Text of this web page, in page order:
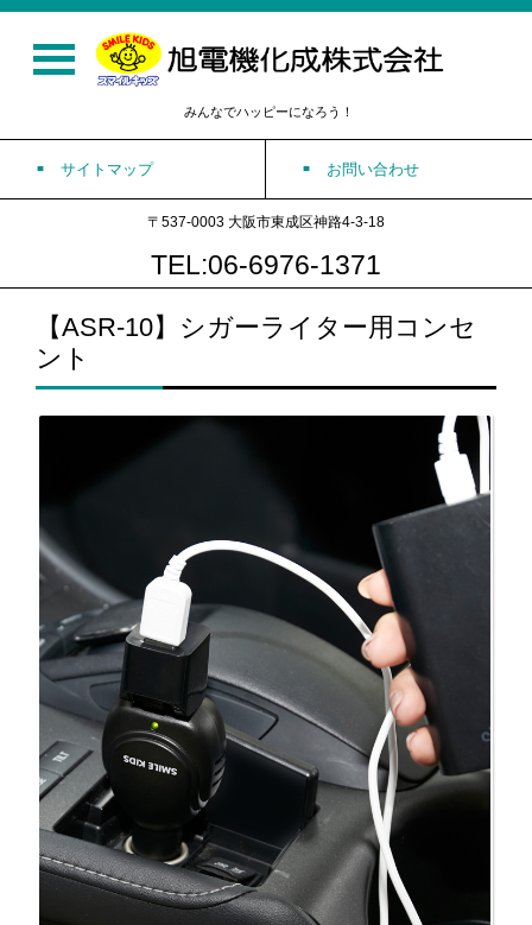
みんなでハッピーになろう！
サイトマップ お問い合わせ
〒537-0003 大阪市東成区神路4-3-18
TEL:06-6976-1371
【ASR-10】シガーライター用コンセ
ント